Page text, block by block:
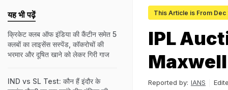
This Article is From Dec
IPL
Maxwell
Reported by: IANS
यह भी पढ़ें
क्रिकेट क्लब ऑफ इंडिया की कैंटीन समेत 5
क्लबों का लाइसेंस सस्पेंड, कॉकरोचों की
भरमार और दूषित खाने को लेकर गिरी गाज
IND vs SL Test: कौन हैं इंदौर के